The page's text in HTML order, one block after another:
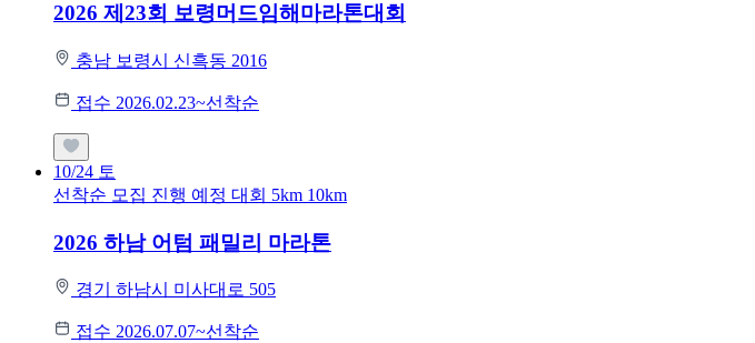
2026 제23회 보령머드임해마라톤대회
충남 보령시 신흑동 2016
접수 2026.02.23~선착순
10/24 토
선착순 모집 진행 예정 대회 5km 10km
2026 하남 어텀 패밀리 마라톤
경기 하남시 미사대로 505
접수 2026.07.07~선착순